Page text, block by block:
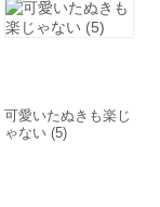
可愛いたぬきも楽じ
ゃない (5)